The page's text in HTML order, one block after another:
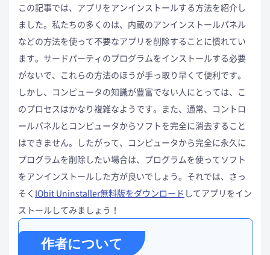
この記事では、アプリをアンインストールする方法を紹介し
ました。私たちの多くのは、内蔵のアンインストールパネル
などの方法を使って不要なアプリを削除することに慣れてい
ます。サードパーティのプログラムをインストールする必要
がないで、これらの方法のほうが手っ取り早くて便利です。
しかし、コンピュータの知識が豊富でない人にとっては、こ
のプロセスはかなり複雑なようです。また、通常、コントロ
ールパネルとコンピュータからソフトを完全に消去すること
はできません。したがって、コンピュータから完全に永久に
プログラムを削除したい場合は、プログラムを使ってソフト
をアンインストールした方が良いでしょう。それでは、さっ
そく IObit Uninstaller無料版をダウンロード してアプリをイン
ストールしてみましょう！
作者について